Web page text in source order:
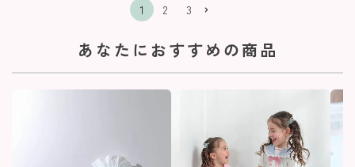
1 2 3
あなたにおすすめの商品